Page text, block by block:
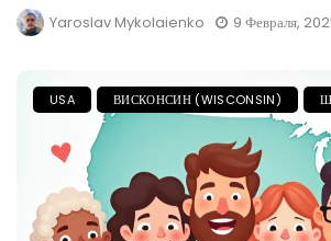
Yaroslav Mykolaienko 9 Февраля,
USA ВИСКОНСИН (WISCONSIN)